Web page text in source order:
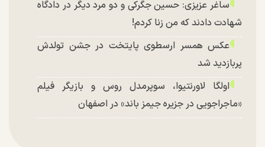
ساغر عزیزی: حسین جگرکی و دو مرد دیگر در دادگاه
شهادت دادند که من زنا کردم!
عکس همسر ارسطوی پایتخت در جشن تولدش
پربازدید شد
اولگا لاورنتیوا، سوپرمدل روس و بازیگر فیلم
«ماجراجویی در جزیره جیمز باند» در اصفهان